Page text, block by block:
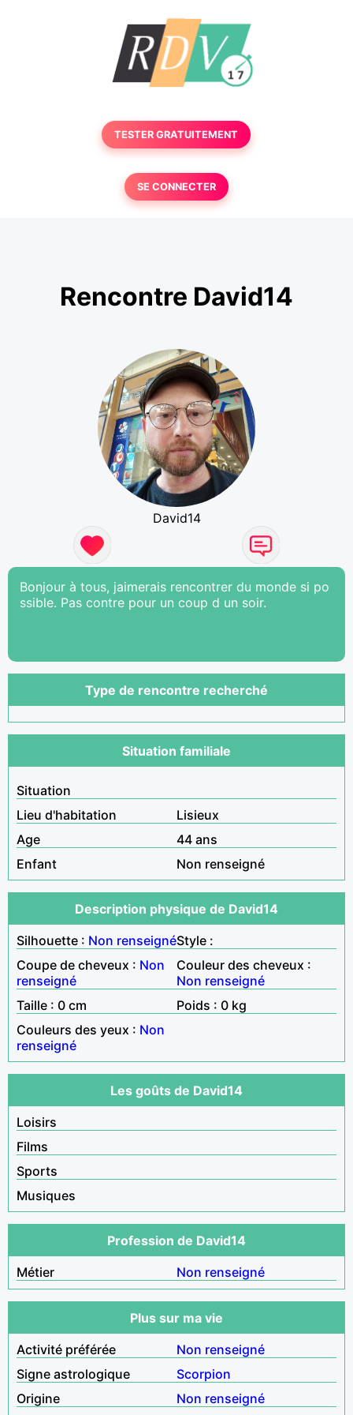
TESTER GRATUITEMENT
SE CONNECTER
Rencontre David14
David14
Bonjour à tous, jaimerais rencontrer du monde si po
ssible. Pas contre pour un coup d un soir.
Type de rencontre recherché
Situation familiale
Situation
Lieu d'habitation
Lisieux
Age
44 ans
Enfant
Non renseigné
Description physique de David14
Silhouette : Non renseignéStyle :
Coupe de cheveux : Non
renseigné
Couleur des cheveux :
Non renseigné
Taille : 0 cm
Poids : 0 kg
Couleurs des yeux : Non
renseigné
Les goûts de David14
Loisirs
Films
Sports
Musiques
Profession de David14
Métier
Non renseigné
Plus sur ma vie
Activité préférée
Non renseigné
Signe astrologique
Scorpion
Origine
Non renseigné